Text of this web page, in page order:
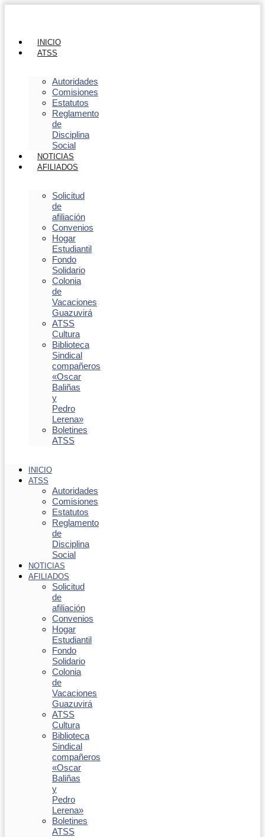
INICIO
ATSS
Autoridades
Comisiones
Estatutos
Reglamento
de
Disciplina
Social
NOTICIAS
AFILIADOS
Solicitud
de
afiliación
Convenios
Hogar
Estudiantil
Fondo
Solidario
Colonia
de
Vacaciones
Guazuvirá
ATSS
Cultura
Biblioteca
Sindical
compañeros
«Oscar
Baliñas
y
Pedro
Lerena»
Boletines
ATSS
INICIO
ATSS
Autoridades
Comisiones
Estatutos
Reglamento
de
Disciplina
Social
NOTICIAS
AFILIADOS
Solicitud
de
afiliación
Convenios
Hogar
Estudiantil
Fondo
Solidario
Colonia
de
Vacaciones
Guazuvirá
ATSS
Cultura
Biblioteca
Sindical
compañeros
«Oscar
Baliñas
y
Pedro
Lerena»
Boletines
ATSS